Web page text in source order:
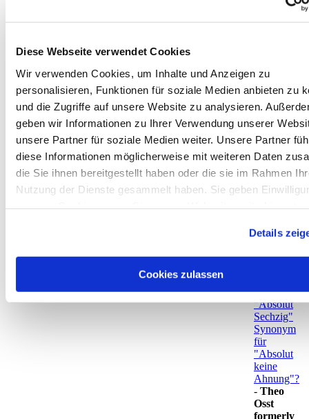
Diese Webseite verwendet Cookies
Wir verwenden Cookies, um Inhalte und Anzeigen zu
personalisieren, Funktionen für soziale Medien anbieten zu
und die Zugriffe auf unsere Website zu analysieren.
geben wir Informationen zu Ihrer Verwendung unserer
unsere Partner für soziale Medien weiter. Unsere Partner
diese Informationen möglicherweise mit weiteren Daten
die Sie ihnen bereitgestellt haben oder die sie im Rahmen
Nutzung der Dienste gesammelt haben. Sie geben
Details
Cookies zulassen
Synonym für
"Absolut keine
Ahnung"?-
tomtom
25.06.2026,
10:43
Ist
"Absolut
Sechzig"
Synonym
für
Ahnung"?
Heidelberg,
Ist
"Absolut
Sechzig"
Synonym
für
"Absolut
keine
Ahnung"?
- Theo
Osst
formerly